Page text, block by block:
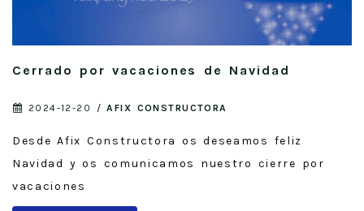
Cerrado por vacaciones de Navidad
2024-12-20 / AFIX CONSTRUCTORA
Desde Afix Constructora os deseamos feliz
Navidad y os comunicamos nuestro cierre por
vacaciones